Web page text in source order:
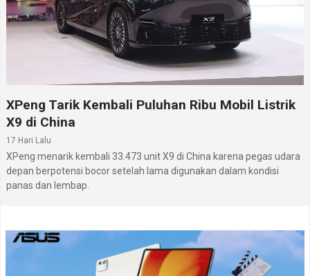
XPeng Tarik Kembali Puluhan Ribu Mobil Listrik
X9 di China
17 Hari Lalu
XPeng menarik kembali 33.473 unit X9 di China karena pegas udara
depan berpotensi bocor setelah lama digunakan dalam kondisi
panas dan lembap.